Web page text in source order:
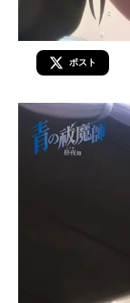
ポスト